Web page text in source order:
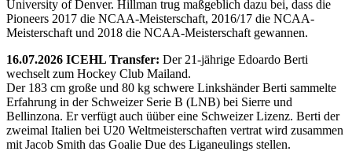
University of Denver. Hillman trug maßgeblich dazu bei, dass die
Pioneers 2017 die NCAA-Meisterschaft, 2016/17 die NCAA-
Meisterschaft und 2018 die NCAA-Meisterschaft gewannen.
16.07.2026 ICEHL Transfer: Der 21-jährige Edoardo Berti
wechselt zum Hockey Club Mailand.
Der 183 cm große und 80 kg schwere Linkshänder Berti sammelte
Erfahrung in der Schweizer Serie B (LNB) bei Sierre und
Bellinzona. Er verfügt auch üüber eine Schweizer Lizenz. Berti der
zweimal Italien bei U20 Weltmeisterschaften vertrat wird zusammen
mit Jacob Smith das Goalie Due des Liganeulings stellen.